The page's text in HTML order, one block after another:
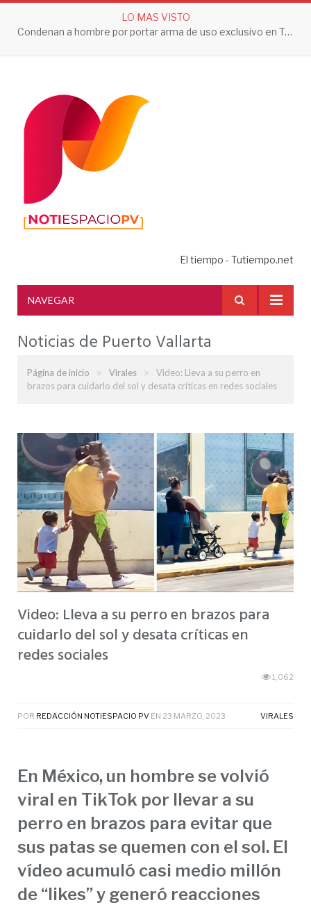
LO MAS VISTO
Condenan a hombre por portar arma de uso exclusivo en Tepic
El tiempo - Tutiempo.net
NAVEGAR
Noticias de Puerto Vallarta
Página de inicio » Virales »
Video: Lleva a su perro en
brazos para cuidarlo del sol y desata críticas en redes sociales
Video: Lleva a su perro en brazos para
cuidarlo del sol y desata críticas en
redes sociales
1,062
POR REDACCIÓN NOTIESPACIO PV EN 23 MARZO, 2023 VIRALES
En México, un hombre se volvió
viral en TikTok por llevar a su
perro en brazos para evitar que
sus patas se quemen con el sol. El
vídeo acumuló casi medio millón
de “likes” y generó reacciones